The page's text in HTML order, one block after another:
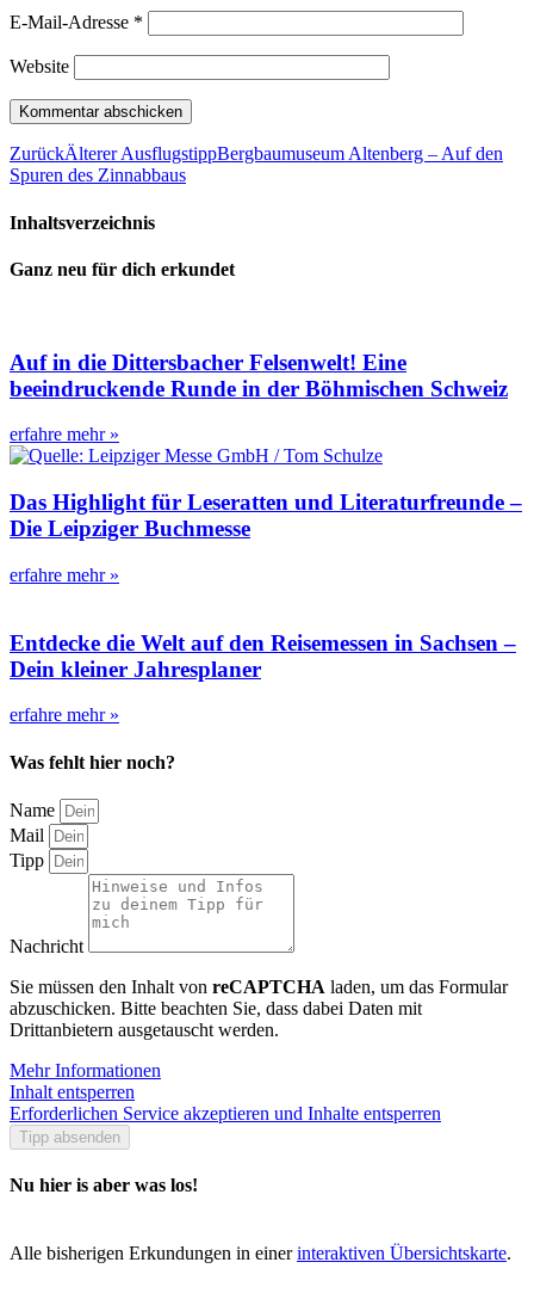
E-Mail-Adresse *
Website
ZurückÄlterer AusflugstippBergbaumuseum Altenberg – Auf den
Spuren des Zinnabbaus
Inhaltsverzeichnis
Ganz neu für dich erkundet
Auf in die Dittersbacher Felsenwelt! Eine
beeindruckende Runde in der Böhmischen Schweiz
erfahre mehr »
Das Highlight für Leseratten und Literaturfreunde –
Die Leipziger Buchmesse
erfahre mehr »
Entdecke die Welt auf den Reisemessen in Sachsen –
Dein kleiner Jahresplaner
erfahre mehr »
Was fehlt hier noch?
Name
Mail
Tipp
Nachricht
Sie müssen den Inhalt von reCAPTCHA laden, um das Formular
abzuschicken. Bitte beachten Sie, dass dabei Daten mit
Drittanbietern ausgetauscht werden.
Mehr Informationen
Inhalt entsperren
Erforderlichen Service akzeptieren und Inhalte entsperren
Tipp absenden
Nu hier is aber was los!
Alle bisherigen Erkundungen in einerinteraktiven Übersichtskarte.